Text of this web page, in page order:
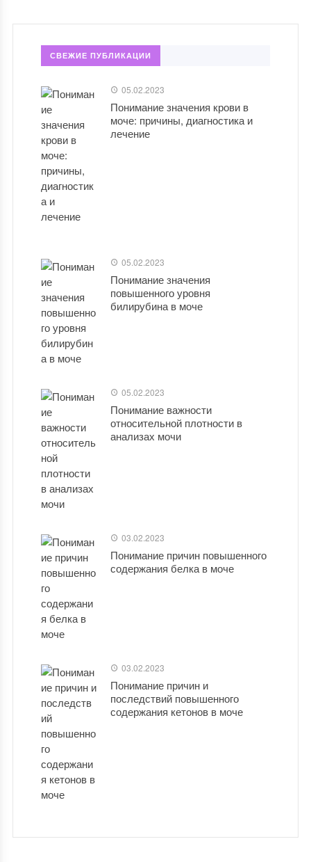
СВЕЖИЕ ПУБЛИКАЦИИ
05.02.2023
Понимание значения крови в
моче: причины, диагностика и
лечение
05.02.2023
Понимание значения
повышенного уровня
билирубина в моче
05.02.2023
Понимание важности
относительной плотности в
анализах мочи
03.02.2023
Понимание причин повышенного
содержания белка в моче
03.02.2023
Понимание причин и
последствий повышенного
содержания кетонов в моче